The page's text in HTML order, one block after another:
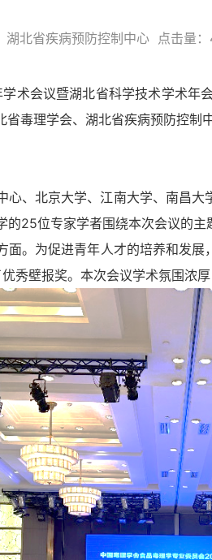
湖北省疾病预防控制中心 点击量：
术会议暨湖北省科学技术学术年
毒理学会、湖北省疾病预防控制
、北京大学、江南大学、南昌
的25位专家学者围绕本次会议的
。为促进青年人才的培养和发
秀壁报奖。本次会议学术氛围浓